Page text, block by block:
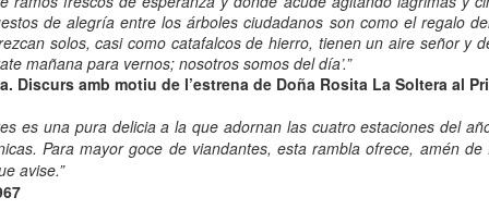
de alegría entre los árboles ciudadanos son como el regalo
solos, casi como catafalcos de hierro, tienen un aire señor y
mañana para vernos; nosotros somos del día’.”
Discurs amb motiu de l’estrena de Doña Rosita La Soltera al
es una pura delicia a la que adornan las cuatro estaciones del
Para mayor goce de viandantes, esta rambla ofrece, amén
avise.”
de l’Eròtica de Barcelona (MEB) celebra el Dia Internacional
Fetitxisme, que té lloc el pròxim 16 de gener, amb la inauguració de
“Picasso. Dalí. Fetitxisme. El simbolisme del desig”, una
que proposa una lectura cultural, històrica i sexològica del
Dia Internacional del Fetitxisme va néixer al Regne Unit al 2008 sota
National Fetish Day i, posteriorment, es va internacionalitzar.